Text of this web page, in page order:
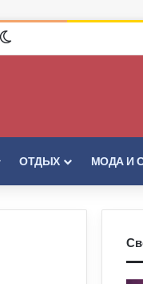
Switch skin
ОТДЫХ МОДА И